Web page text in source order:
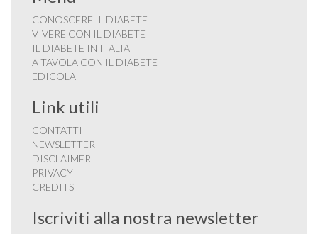
CONOSCERE IL DIABETE
VIVERE CON IL DIABETE
IL DIABETE IN ITALIA
A TAVOLA CON IL DIABETE
EDICOLA
Link utili
CONTATTI
NEWSLETTER
DISCLAIMER
PRIVACY
CREDITS
Iscriviti alla nostra newsletter